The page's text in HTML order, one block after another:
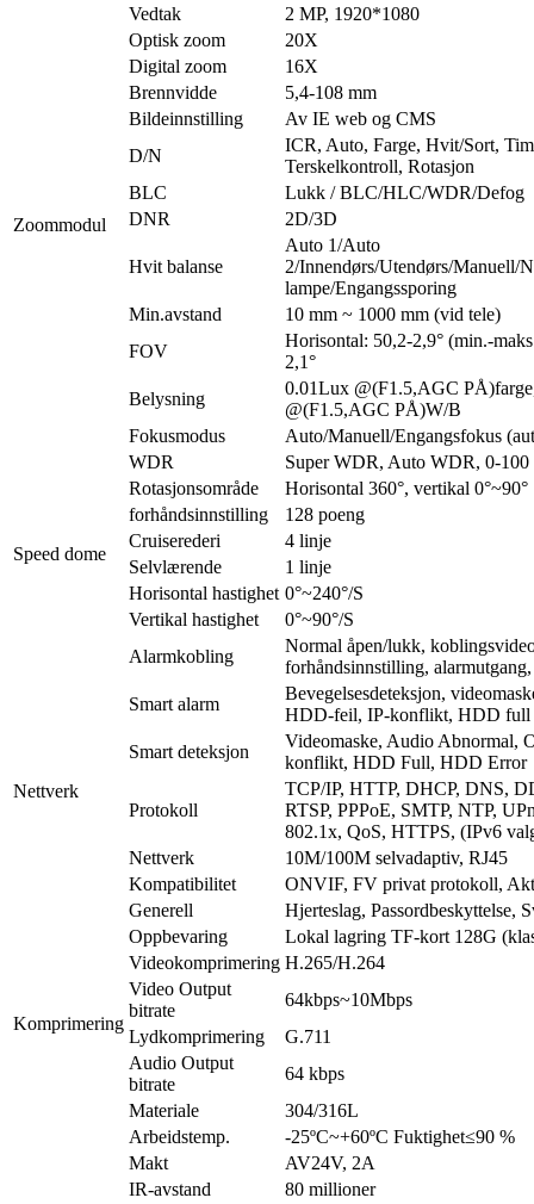
Zoommodul
Vedtak
2 MP, 1920*1080
Optisk zoom
20X
Digital zoom
16X
Brennvidde
5,4-108 mm
Bildeinnstilling
Av IE web og CMS
D/N
ICR, Auto, Farge, Hvit/Sort,
Terskelkontroll, Rotasjon
BLC
Lukk / BLC/HLC/WDR/Defog
DNR
2D/3D
Hvit balanse
Auto 1/Auto
2/Innendørs/Utendørs/Manuell/
lampe/Engangssporing
Min.avstand
10 mm ~ 1000 mm (vid tele)
FOV
Horisontal: 50,2-2,9° (min.-
2,1°
Belysning
0.01Lux @(F1.5,AGC
@(F1.5,AGC PÅ)W/B
Fokusmodus
Auto/Manuell/Engangsfokus
WDR
Super WDR, Auto WDR, 0-100
Speed ​​dome
Rotasjonsområde
Horisontal 360°, vertikal 0°~90°
forhåndsinnstilling
128 poeng
Cruiserederi
4 linje
Selvlærende
1 linje
Horisontal hastighet 0°~240°/S
Vertikal hastighet
0°~90°/S
Nettverk
Alarmkobling
Normal åpen/lukk,
forhåndsinnstilling,
Smart alarm
Bevegelsesdeteksjon,
HDD-feil, IP-konflikt, HDD full
Smart deteksjon
Videomaske, Audio Abnormal,
konflikt, HDD Full, HDD Error
Protokoll
TCP/IP, HTTP, DHCP, DNS,
RTSP, PPPoE, SMTP, NTP,
802.1x, QoS, HTTPS, (IPv6
Nettverk
10M/100M selvadaptiv, RJ45
Kompatibilitet
ONVIF, FV privat protokoll,
Generell
Hjerteslag, Passordbeskyttelse,
Oppbevaring
Lokal lagring TF-kort 128G
Komprimering
Videokomprimering H.265/H.264
Video Output
bitrate
64kbps~10Mbps
Lydkomprimering
G.711
Audio Output
bitrate
64 kbps
Materiale
304/316L
Arbeidstemp.
-25ºC~+60ºC Fuktighet≤90 %
Makt
AV24V, 2A
IR-avstand
80 millioner